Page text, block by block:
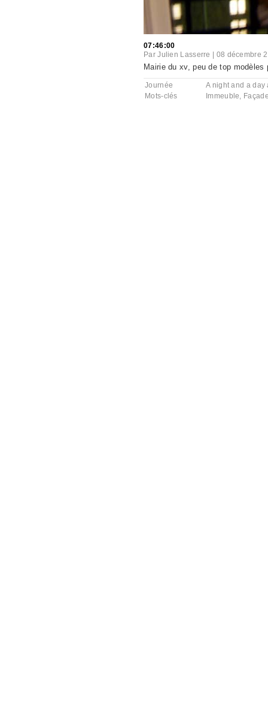
07:46:00
ParJulien Lasserre 08 décembre
Mairie du xv, peu de top
Journée
A night and a day
Mots-clés
Immeuble,